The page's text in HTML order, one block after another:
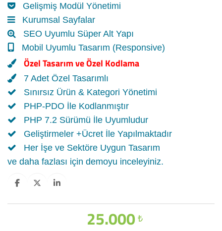
Gelişmiş Modül Yönetimi
Kurumsal Sayfalar
SEO Uyumlu Süper Alt Yapı
Mobil Uyumlu Tasarım (Responsive)
Özel Tasarım ve Özel Kodlama
7 Adet Özel Tasarımlı
Sınırsız Ürün & Kategori Yönetimi
PHP-PDO İle Kodlanmıştır
PHP 7.2 Sürümü İle Uyumludur
Geliştirmeler +Ücret İle Yapılmaktadır
Her İşe ve Sektöre Uygun Tasarım
ve daha fazlası için demoyu inceleyiniz.
₺
25.000